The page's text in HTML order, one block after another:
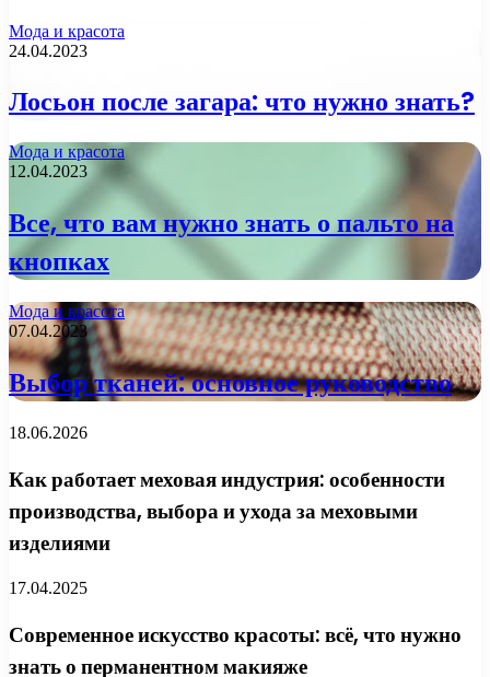
Мода и красота
24.04.2023
Лосьон после загара: что нужно знать?
Мода и красота
12.04.2023
Все, что вам нужно знать о пальто на
кнопках
Мода и красота
07.04.2023
Выбор тканей: основное руководство
18.06.2026
Как работает меховая индустрия: особенности
производства, выбора и ухода за меховыми
изделиями
17.04.2025
Современное искусство красоты: всё, что нужно
знать о перманентном макияже